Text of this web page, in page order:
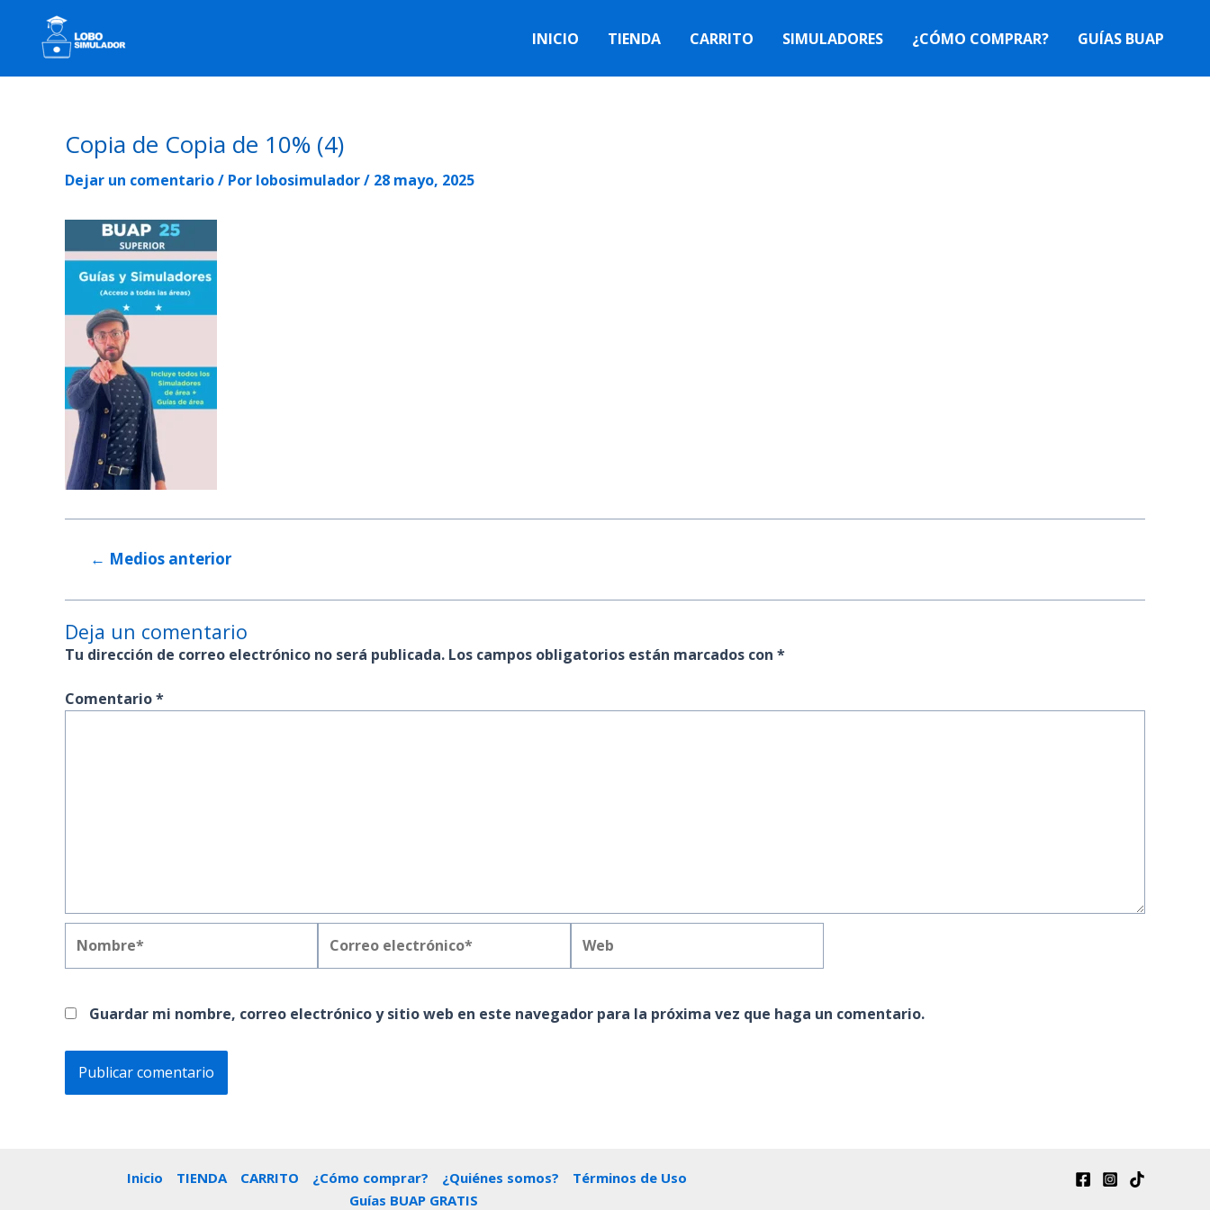
contenido
INICIO TIENDA CARRITO SIMULADORES ¿CÓMO COMPRAR? GUÍAS BUAP
Copia de Copia de 10% (4)
Dejar un comentario/ Por lobosimulador/ 28 mayo, 2025
de
entradas
← Medios anterior
Deja un comentario
Tu dirección de correo electrónico no será publicada. Los campos obligatorios están marcados con *
Comentario*
electrónico*
Guardar mi nombre, correo electrónico y sitio web en este navegador para la próxima vez que haga un comentario.
Inicio TIENDA CARRITO ¿Cómo comprar? ¿Quiénes somos?
Términos de Uso
Guías BUAP GRATIS